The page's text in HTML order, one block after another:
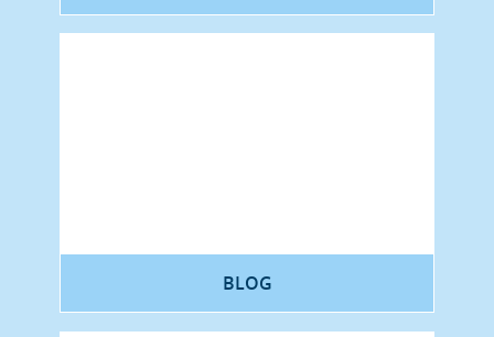
BLOG